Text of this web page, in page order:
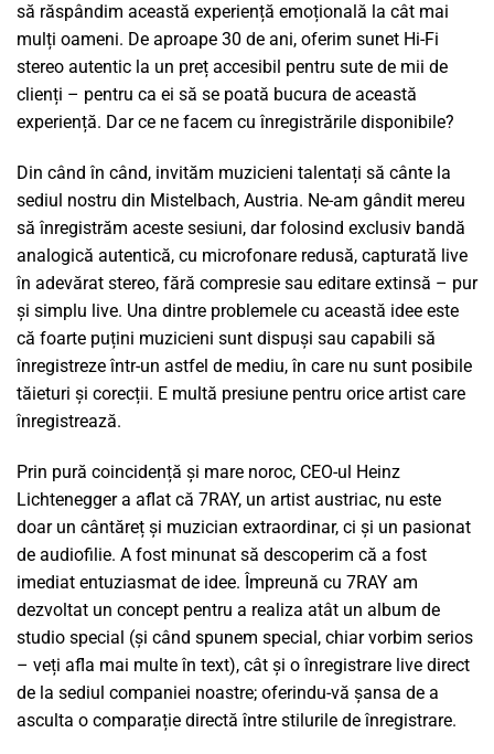
să răspândim această experiență emoțională la cât mai
mulți oameni. De aproape 30 de ani, oferim sunet Hi-Fi
stereo autentic la un preț accesibil pentru sute de mii de
clienți – pentru ca ei să se poată bucura de această
experiență. Dar ce ne facem cu înregistrările disponibile?
Din când în când, invităm muzicieni talentați să cânte la
sediul nostru din Mistelbach, Austria. Ne-am gândit mereu
să înregistrăm aceste sesiuni, dar folosind exclusiv bandă
analogică autentică, cu microfonare redusă, capturată live
în adevărat stereo, fără compresie sau editare extinsă – pur
și simplu live. Una dintre problemele cu această idee este
că foarte puțini muzicieni sunt dispuși sau capabili să
înregistreze într-un astfel de mediu, în care nu sunt posibile
tăieturi și corecții. E multă presiune pentru orice artist care
înregistrează.
Prin pură coincidență și mare noroc, CEO-ul Heinz
Lichtenegger a aflat că 7RAY, un artist austriac, nu este
doar un cântăreț și muzician extraordinar, ci și un pasionat
de audiofilie. A fost minunat să descoperim că a fost
imediat entuziasmat de idee. Împreună cu 7RAY am
dezvoltat un concept pentru a realiza atât un album de
studio special (și când spunem special, chiar vorbim serios
– veți afla mai multe în text), cât și o înregistrare live direct
de la sediul companiei noastre; oferindu-vă șansa de a
asculta o comparație directă între stilurile de înregistrare.